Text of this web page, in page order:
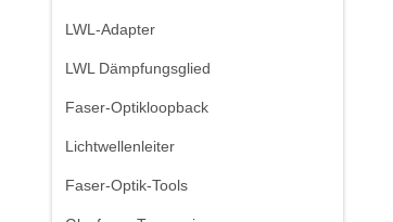
LWL-Adapter
LWL Dämpfungsglied
Faser-Optikloopback
Lichtwellenleiter
Faser-Optik-Tools